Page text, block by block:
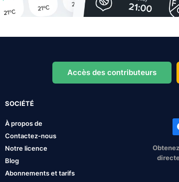
Accès des contributeurs
SOCIÉTÉ
À propos de
Contactez-nous
Notre licence
Blog
Abonnements et tarifs